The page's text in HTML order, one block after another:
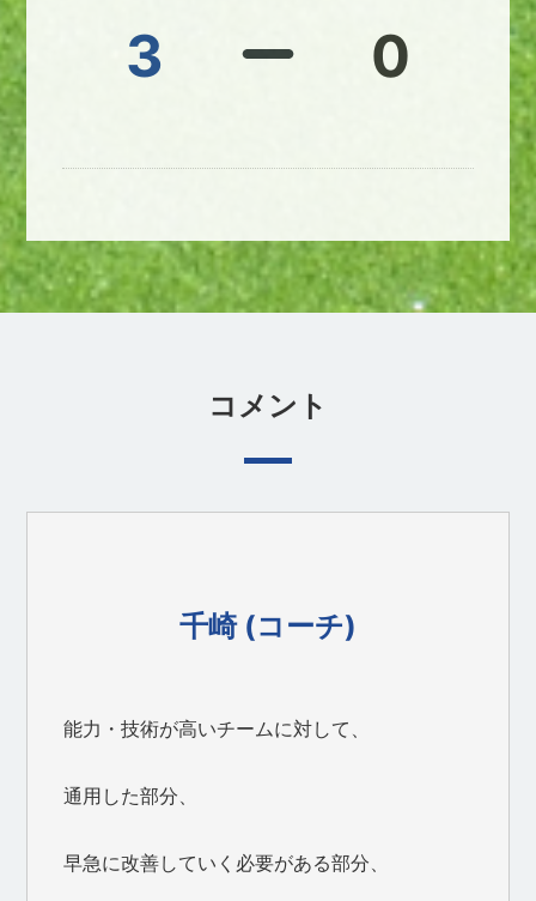
3 0
コメント
千崎 (コーチ)
能力・技術が高いチームに対して、
通用した部分、
早急に改善していく必要がある部分、